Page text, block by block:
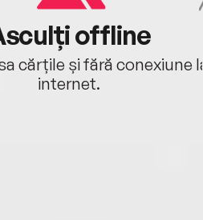
offline
cărțile și fără conexiune la
internet.